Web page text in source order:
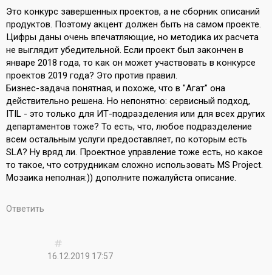
Это конкурс завершенных проектов, а не сборник описаний
продуктов. Поэтому акцент должен быть на самом проекте.
Цифры даны очень впечатляющие, но методика их расчета
не выглядит убедительной. Если проект был закончен в
январе 2018 года, то как он может участвовать в конкурсе
проектов 2019 года? Это против правил.
Бизнес-задача понятная, и похоже, что в "Агат" она
действительно решена. Но непонятно: сервисный подход,
ITIL - это только для ИТ-подразделения или для всех других
департаментов тоже? То есть, что, любое подразделение
всем остальным услуги предоставляет, по которым есть
SLA? Ну вряд ли. Проектное управление тоже есть, но какое
то такое, что сотрудникам сложно использовать MS Project.
Мозаика неполная:)) дополните пожалуйста описание.
Ответить
16.12.2019 17:57